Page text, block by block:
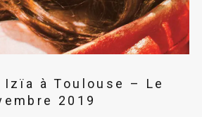
à Toulouse – Le
2019